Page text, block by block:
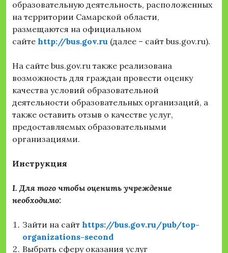
образовательную деятельность, расположенных
на территории Самарской области,
размещаются на официальном
сайте http://bus.gov.ru (далее – сайт bus.gov.ru).
На сайте bus.gov.ru также реализована
возможность для граждан провести оценку
качества условий образовательной
деятельности образовательных организаций, а
также оставить отзыв о качестве услуг,
предоставляемых образовательными
организациями.
Инструкция
I. Для того чтобы оценить учреждение
необходимо:
Зайти на сайт https://bus.gov.ru/pub/top-
organizations-second
Выбрать сферу оказания услуг